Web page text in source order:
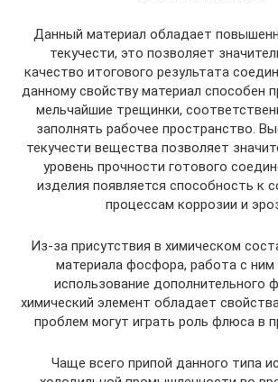
Данный материал обладает
текучести, это позволяет
качество итогового результата
данному свойству материал способен
мельчайшие трещинки,
заполнять рабочее пространство.
текучести вещества позволяет
уровень прочности готового
изделия появляется способность к
процессам коррозии и
Из-за присутствия в химическом
материала фосфора, работа с ним
использование дополнительного
химический элемент обладает
проблем могут играть роль флюса в
Чаще всего припой данного типа